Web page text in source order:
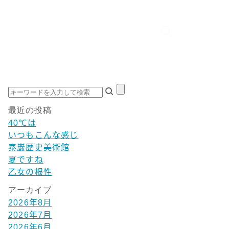
最近の投稿
40℃は
いつもこんな感じ
泰巖歴史美術館
夏ですね
乙女の根性
アーカイブ
2026年8月
2026年7月
2026年6月